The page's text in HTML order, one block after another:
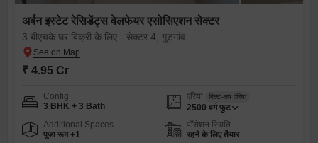
अर्बन इस्टेट रेसिडेंट्स वेलफेयर एसोसिएशन सेक्टर
3 बीएचके घर बिक्री के लिए - सेक्टर 4, गुड़गांव
₹ 4.95 Cr
Config
3 BHK + 3 Bath
एरिया बिल्ट-अप एरिया
2500 वर्ग फुट
Additional Spaces
पूजा रूम +1
पॉसेशन स्थिति
रहने के लिए तैयार